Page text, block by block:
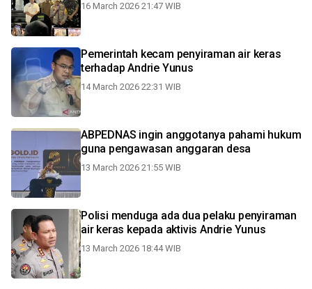
16 March 2026 21:47 WIB
Pemerintah kecam penyiraman air keras
terhadap Andrie Yunus
14 March 2026 22:31 WIB
ABPEDNAS ingin anggotanya pahami hukum
guna pengawasan anggaran desa
13 March 2026 21:55 WIB
Polisi menduga ada dua pelaku penyiraman
air keras kepada aktivis Andrie Yunus
13 March 2026 18:44 WIB